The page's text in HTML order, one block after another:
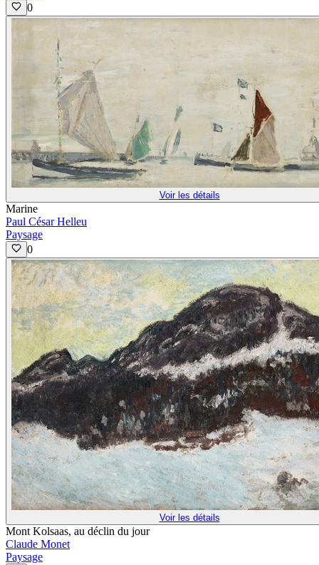
0
Voir les détails
Marine
Paul César Helleu
Paysage
0
Voir les détails
Mont Kolsaas, au déclin du jour
Claude Monet
Paysage